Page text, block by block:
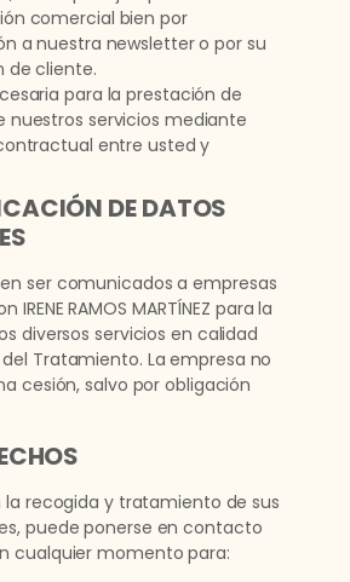
comercial bien por
a nuestra newsletter o por su
de cliente.
para la prestación de
nuestros servicios mediante
entre usted y
DE DATOS
ser comunicados a empresas
RAMOS MARTÍNEZ para la
diversos servicios en calidad
Tratamiento. La empresa no
cesión, salvo por obligación
la recogida y tratamiento de sus
puede ponerse en contacto
cualquier momento para: